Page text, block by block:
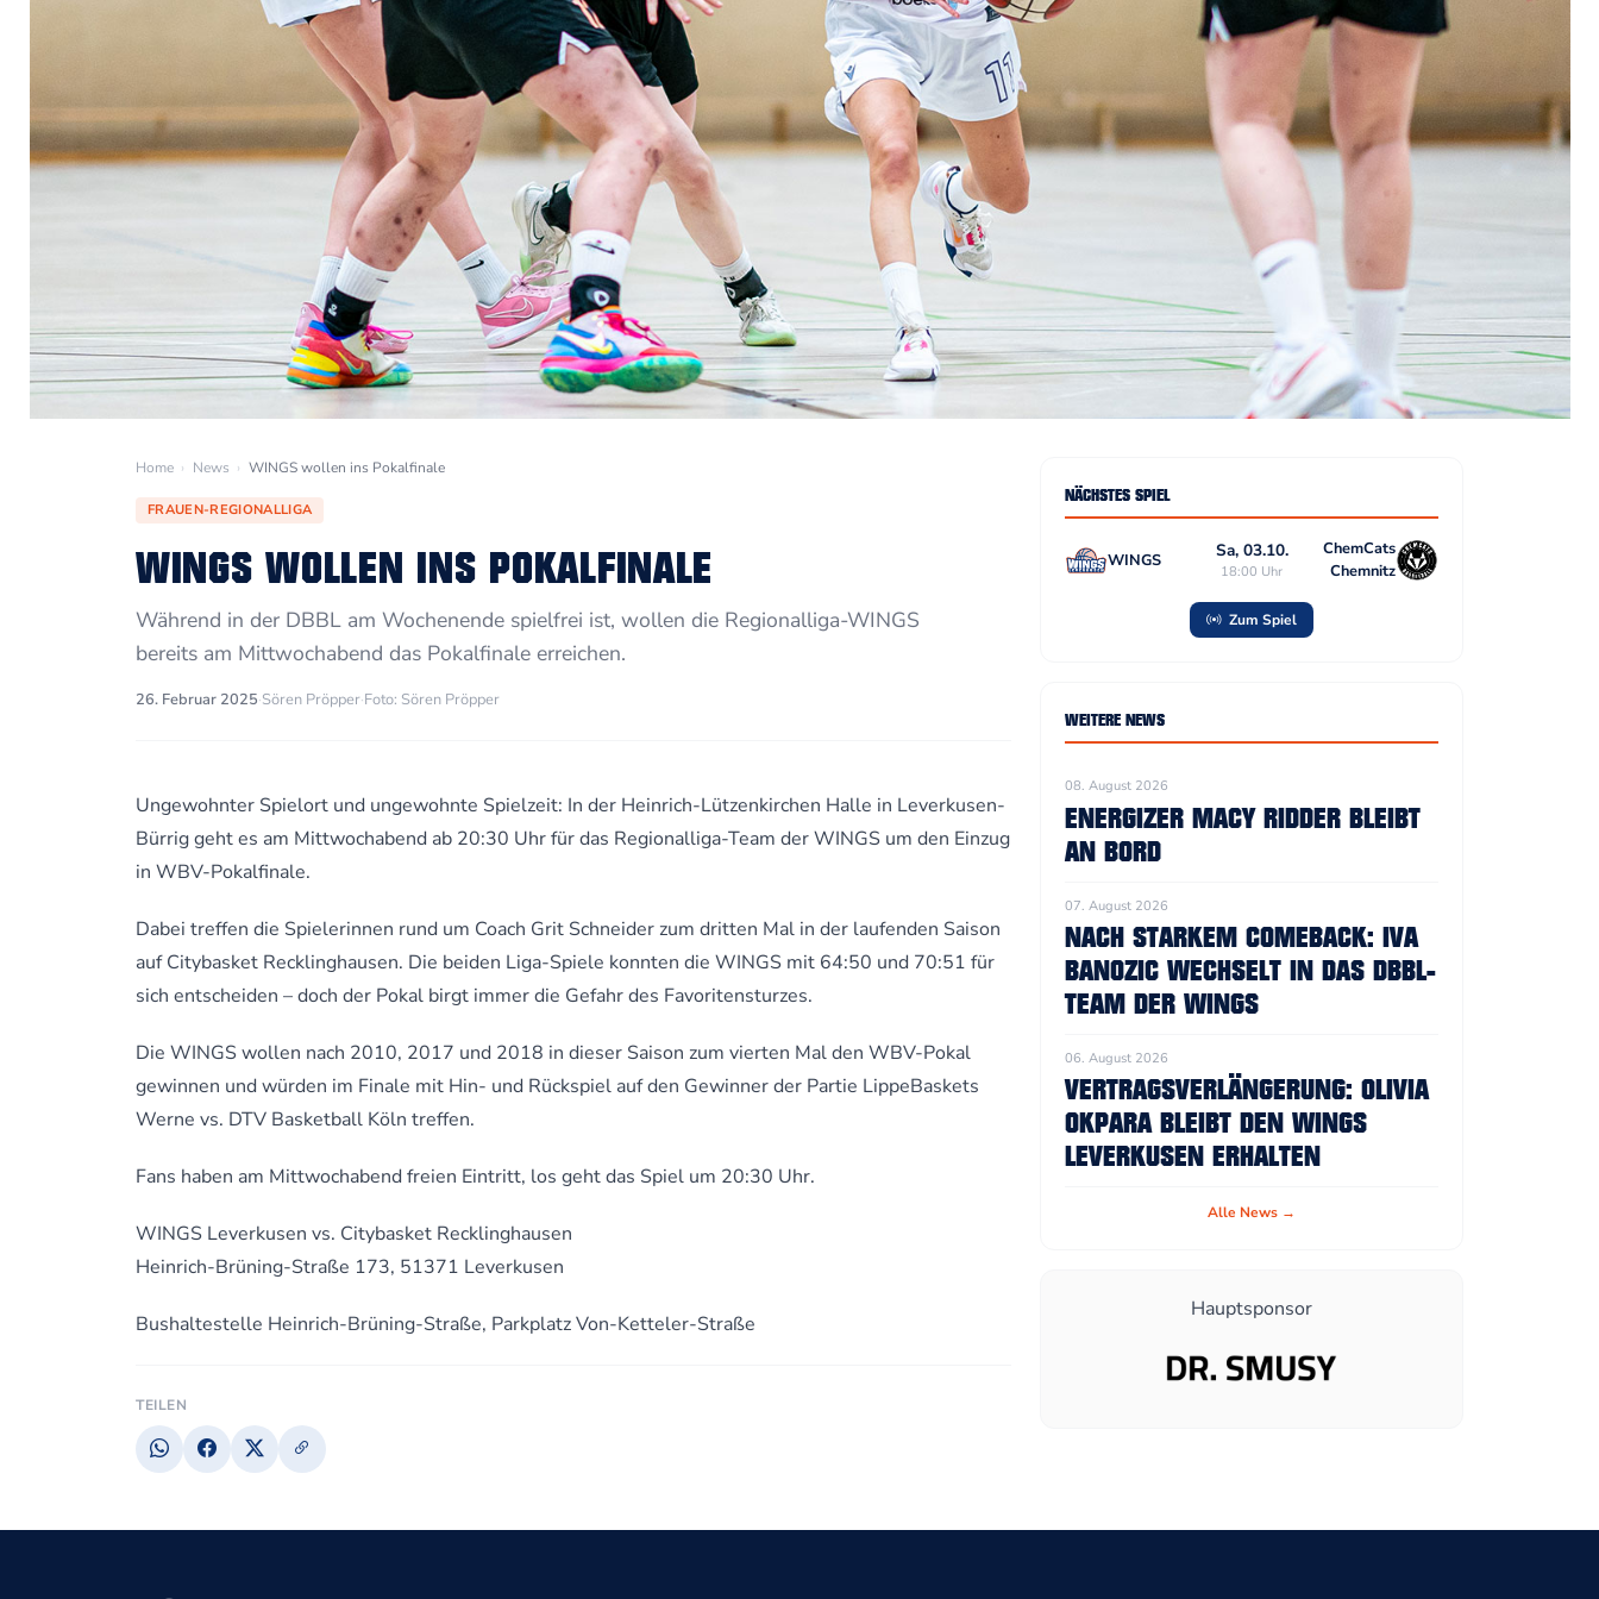
Home › News › WINGS wollen ins Pokalfinale
FRAUEN-REGIONALLIGA
WINGS WOLLEN INS POKALFINALE
Während in der DBBL am Wochenende spielfrei ist, wollen die Regionalliga-WINGS
bereits am Mittwochabend das Pokalfinale erreichen.
26. Februar 2025·Sören Pröpper·Foto: Sören Pröpper
Ungewohnter Spielort und ungewohnte Spielzeit: In der Heinrich-Lützenkirchen Halle in Leverkusen-
Bürrig geht es am Mittwochabend ab 20:30 Uhr für das Regionalliga-Team der WINGS um den Einzug
in WBV-Pokalfinale.
Dabei treffen die Spielerinnen rund um Coach Grit Schneider zum dritten Mal in der laufenden Saison
auf Citybasket Recklinghausen. Die beiden Liga-Spiele konnten die WINGS mit 64:50 und 70:51 für
sich entscheiden – doch der Pokal birgt immer die Gefahr des Favoritensturzes.
Die WINGS wollen nach 2010, 2017 und 2018 in dieser Saison zum vierten Mal den WBV-Pokal
gewinnen und würden im Finale mit Hin- und Rückspiel auf den Gewinner der Partie LippeBaskets
Werne vs. DTV Basketball Köln treffen.
Fans haben am Mittwochabend freien Eintritt, los geht das Spiel um 20:30 Uhr.
WINGS Leverkusen vs. Citybasket Recklinghausen
Heinrich-Brüning-Straße 173, 51371 Leverkusen
Bushaltestelle Heinrich-Brüning-Straße, Parkplatz Von-Ketteler-Straße
TEILEN
NÄCHSTES SPIEL
WINGS Sa, 03.10.
18:00 Uhr
ChemCats
Chemnitz
Zum Spiel
WEITERE NEWS
08. August 2026
ENERGIZER MACY RIDDER BLEIBT
AN BORD
07. August 2026
NACH STARKEM COMEBACK: IVA
BANOZIC WECHSELT IN DAS DBBL-
TEAM DER WINGS
06. August 2026
VERTRAGSVERLÄNGERUNG: OLIVIA
OKPARA BLEIBT DEN WINGS
LEVERKUSEN ERHALTEN
Alle News →
Hauptsponsor